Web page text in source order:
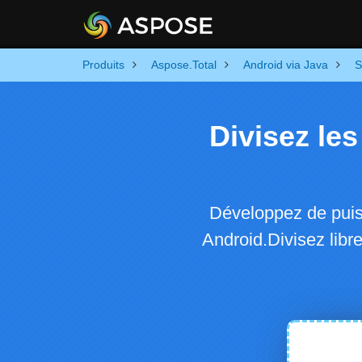
Produits Aspose.Total Android via Java
Divisez
Développez de
Android.Divisez